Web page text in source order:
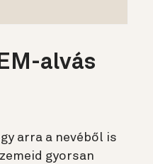
alvás
arra a nevéből is
gyorsan